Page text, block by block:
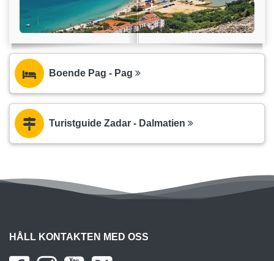
Boende Pag - Pag
Turistguide Zadar - Dalmatien
HÅLL KONTAKTEN MED OSS